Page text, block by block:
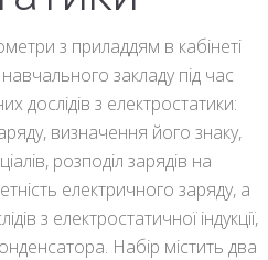
з приладдям в кабінеті
закладу під час
дослідів з електростатики:
визначення його знаку,
розподіл зарядів на
електричного заряду, а
з електростатичної індукції,
Набір містить два